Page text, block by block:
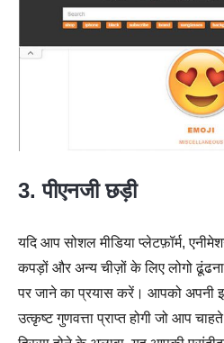
3. पीएनजी छड़ी
यदि आप सोशल मीडिया प्लेटफ़ॉर्म,
कपड़ों और अन्य चीज़ों के लिए लोगो
पर जाने का प्रयास करें। आपको अपनी
उत्कृष्ट गुणवत्ता प्राप्त होगी जो आप